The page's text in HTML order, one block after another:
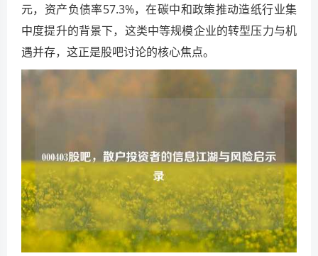
元，资产负债率57.3%，在碳中和政策推动造纸行业集
中度提升的背景下，这类中等规模企业的转型压力与机
遇并存，这正是股吧讨论的核心焦点。